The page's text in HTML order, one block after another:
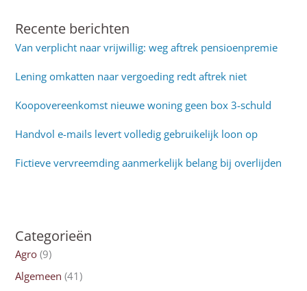
Recente berichten
Van verplicht naar vrijwillig: weg aftrek pensioenpremie
Lening omkatten naar vergoeding redt aftrek niet
Koopovereenkomst nieuwe woning geen box 3-schuld
Handvol e-mails levert volledig gebruikelijk loon op
Fictieve vervreemding aanmerkelijk belang bij overlijden
Categorieën
Agro (9)
Algemeen (41)